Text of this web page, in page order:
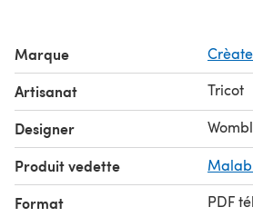
seamless colour changes on the
NOTE All instructions are for
loop, but the whole thing can be
pointed needles if you prefer.
ECO-CREDENTIALS: best made
that they will eventually biodegrade
they've been used for many, many
Marque
Artisanat Tricot
Designer
Produit vedette
Format PDF